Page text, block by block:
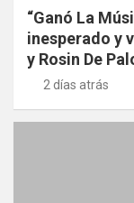
“Ganó La
inesperado y
y Rosin De
2 días atrás